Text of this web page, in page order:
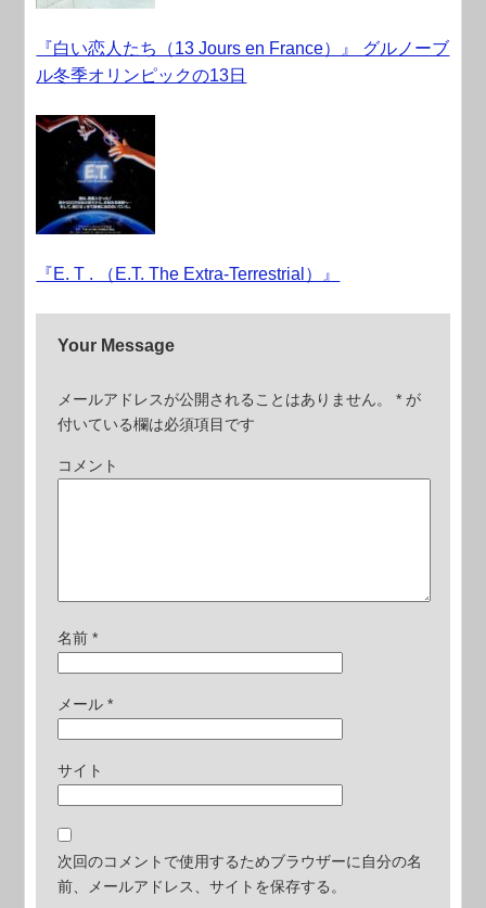
『白い恋人たち（13 Jours en France）』 グルノーブ
ル冬季オリンピックの13日
『E. T . （E.T. The Extra-Terrestrial）』
Your Message
メールアドレスが公開されることはありません。 * が
付いている欄は必須項目です
コメント
名前*
メール*
サイト
次回のコメントで使用するためブラウザーに自分の名
前、メールアドレス、サイトを保存する。